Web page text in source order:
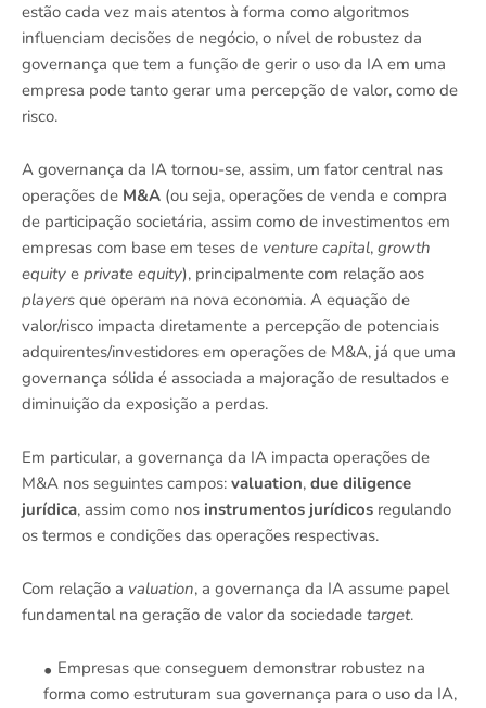
estão cada vez mais atentos à forma como algoritmos
influenciam decisões de negócio, o nível de robustez da
governança que tem a função de gerir o uso da IA em uma
empresa pode tanto gerar uma percepção de valor, como de
risco.
A governança da IA tornou-se, assim, um fator central nas
operações de M&A (ou seja, operações de venda e compra
de participação societária, assim como de investimentos em
empresas com base em teses de venture capital, growth
equity e private equity), principalmente com relação aos
players que operam na nova economia. A equação de
valor/risco impacta diretamente a percepção de potenciais
adquirentes/investidores em operações de M&A, já que uma
governança sólida é associada a majoração de resultados e
diminuição da exposição a perdas.
Em particular, a governança da IA impacta operações de
M&A nos seguintes campos: valuation, due diligence
jurídica, assim como nos instrumentos jurídicos regulando
os termos e condições das operações respectivas.
Com relação a valuation, a governança da IA assume papel
fundamental na geração de valor da sociedade target.
Empresas que conseguem demonstrar robustez na
forma como estruturam sua governança para o uso da IA,